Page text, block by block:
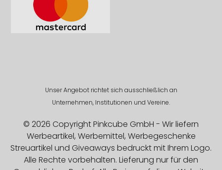
Unser Angebot richtet sich ausschließlich an
Unternehmen, Institutionen und Vereine.
© 2026 Copyright Pinkcube GmbH - Wir liefern
Werbeartikel, Werbemittel, Werbegeschenke
Streuartikel und Giveaways bedruckt mit Ihrem Logo.
Alle Rechte vorbehalten. Lieferung nur für den